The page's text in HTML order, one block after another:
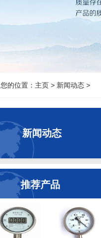
您的位置： 主页 > 新闻动态 >
新闻动态
推荐产品